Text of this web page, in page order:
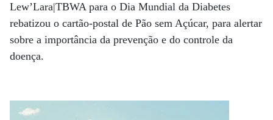
Lew’Lara|TBWA para o Dia Mundial da Diabetes
rebatizou o cartão-postal de Pão sem Açúcar, para alertar
sobre a importância da prevenção e do controle da
doença.